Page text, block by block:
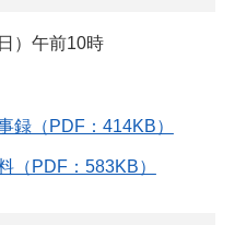
）午前10時
録（PDF：414KB）
（PDF：583KB）